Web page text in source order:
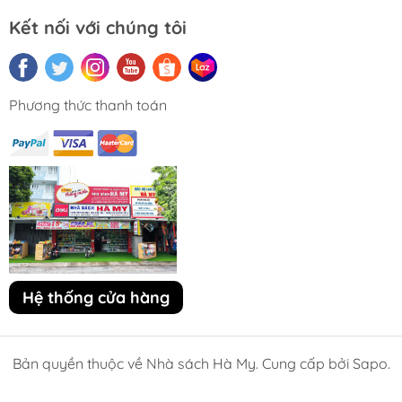
Kết nối với chúng tôi
Phương thức thanh toán
Hệ thống cửa hàng
Bản quyền thuộc về Nhà sách Hà My. Cung cấp bởi Sapo.